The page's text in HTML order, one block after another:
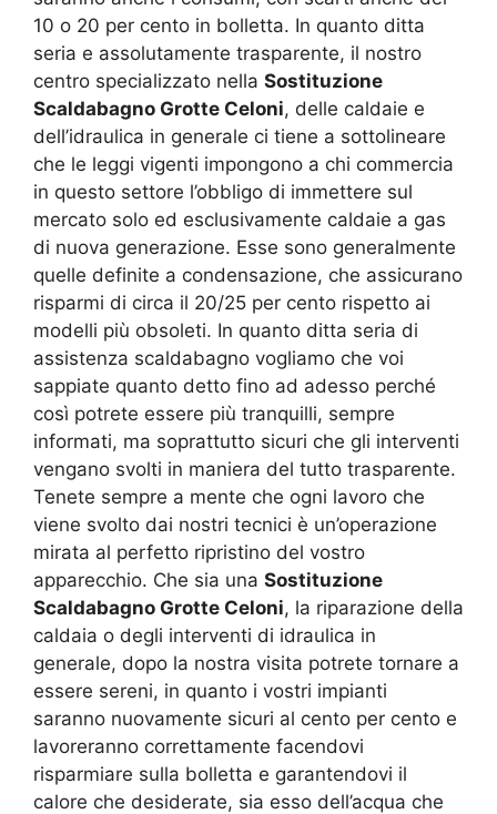
10 o 20 per cento in bolletta. In quanto ditta
seria e assolutamente trasparente, il nostro
centro specializzato nella Sostituzione
Scaldabagno Grotte Celoni, delle caldaie e
dell’idraulica in generale ci tiene a sottolineare
che le leggi vigenti impongono a chi commercia
in questo settore l’obbligo di immettere sul
mercato solo ed esclusivamente caldaie a gas
di nuova generazione. Esse sono generalmente
quelle definite a condensazione, che assicurano
risparmi di circa il 20/25 per cento rispetto ai
modelli più obsoleti. In quanto ditta seria di
assistenza scaldabagno vogliamo che voi
sappiate quanto detto fino ad adesso perché
così potrete essere più tranquilli, sempre
informati, ma soprattutto sicuri che gli interventi
vengano svolti in maniera del tutto trasparente.
Tenete sempre a mente che ogni lavoro che
viene svolto dai nostri tecnici è un’operazione
mirata al perfetto ripristino del vostro
apparecchio. Che sia una Sostituzione
Scaldabagno Grotte Celoni, la riparazione della
caldaia o degli interventi di idraulica in
generale, dopo la nostra visita potrete tornare a
essere sereni, in quanto i vostri impianti
saranno nuovamente sicuri al cento per cento e
lavoreranno correttamente facendovi
risparmiare sulla bolletta e garantendovi il
calore che desiderate, sia esso dell’acqua che